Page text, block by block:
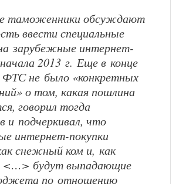
таможенники обсуждают
ввести специальные
зарубежные интернет-
2013 г. Еще в конце
ФТС не было «конкретных
о том, какая пошлина
говорил тогда
и подчеркивал, что
интернет-покупки
снежный ком и, как
<…> будут выпадающие
по отношению